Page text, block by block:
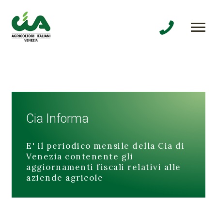
Cia Informa
E' il periodico mensile della Cia di
Venezia contenente gli
aggiornamenti fiscali relativi alle
aziende agricole